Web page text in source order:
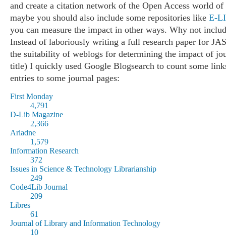
and create a citation network of the Open Access world
maybe you should also include some repositories like E-
you can measure the impact in other ways. Why not
Instead of laboriously writing a full research paper for
the suitability of weblogs for determining the impact of
title) I quickly used Google Blogsearch to count some
entries to some journal pages:
First Monday
4,791
D-Lib Magazine
2,366
Ariadne
1,579
Information Research
372
Issues in Science & Technology Librarianship
249
Code4Lib Journal
209
Libres
61
Journal of Library and Information Technology
10